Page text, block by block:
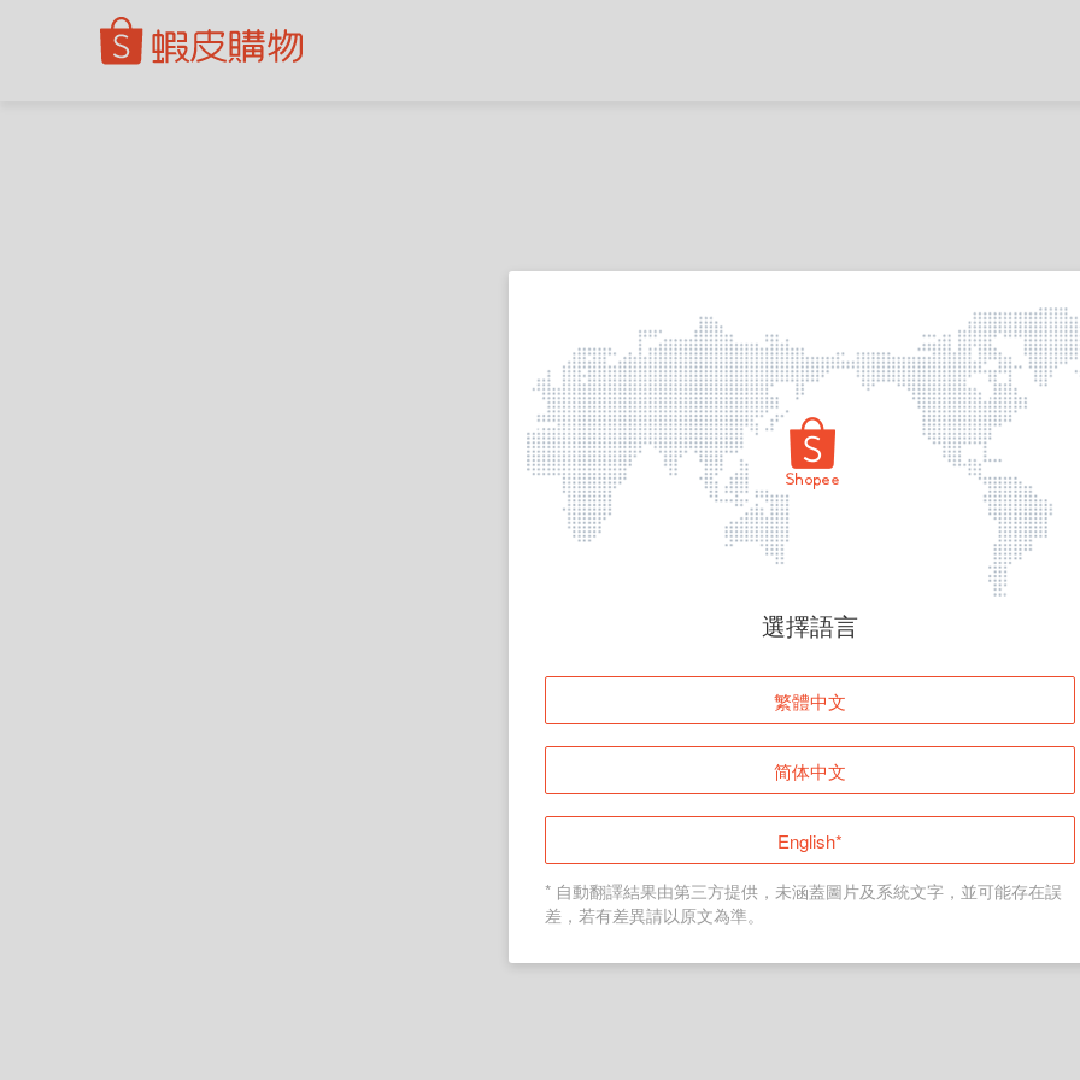
頁面無法顯示
登入
返回首頁
選擇語言
繁體中文
简体中文
English*
* 自動翻譯結果由第三方提供，未涵蓋圖片及系統文字，並可能存在誤
差，若有差異請以原文為準。